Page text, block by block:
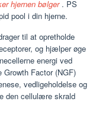
hjernen bølger. PS
pool i din hjerne.
til at opretholde
og hjælper øge
energi ved
Factor (NGF)
vedligeholdelse og
den cellulære skrald